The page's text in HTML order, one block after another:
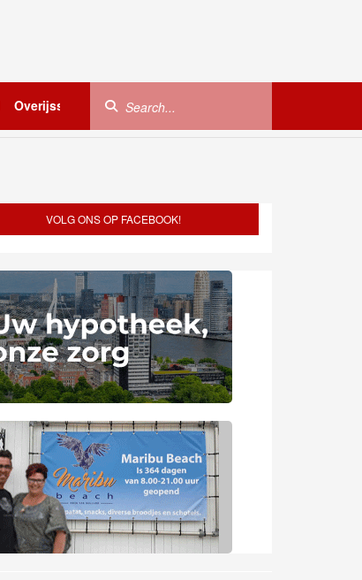
Overijssel Utrecht Zeeland
VOLG ONS OP FACEBOOK!